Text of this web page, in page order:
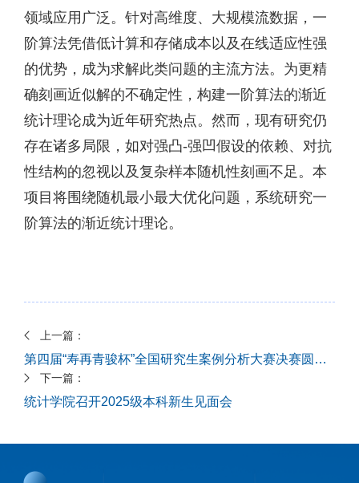
领域应用广泛。针对高维度、大规模流数据，一
阶算法凭借低计算和存储成本以及在线适应性强
的优势，成为求解此类问题的主流方法。为更精
确刻画近似解的不确定性，构建一阶算法的渐近
统计理论成为近年研究热点。然而，现有研究仍
存在诸多局限，如对强凸-强凹假设的依赖、对抗
性结构的忽视以及复杂样本随机性刻画不足。本
项目将围绕随机最小最大优化问题，系统研究一
阶算法的渐近统计理论。
上一篇：
第四届“寿再青骏杯”全国研究生案例分析大赛决赛圆满收官
下一篇：
统计学院召开2025级本科新生见面会